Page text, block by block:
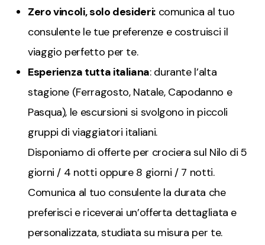
Zero vincoli, solo desideri:comunica al tuo
consulente le tue preferenze e costruisci il
viaggio perfetto per te.
Esperienza tutta italiana: durante l’alta
stagione (Ferragosto, Natale, Capodanno e
Pasqua), le escursioni si svolgono in piccoli
gruppi di viaggiatori italiani.
Disponiamo di offerte per crociera sul Nilo di 5
giorni / 4 notti oppure 8 giorni / 7 notti.
Comunica al tuo consulente la durata che
preferisci e riceverai un’offerta dettagliata e
personalizzata, studiata su misura per te.